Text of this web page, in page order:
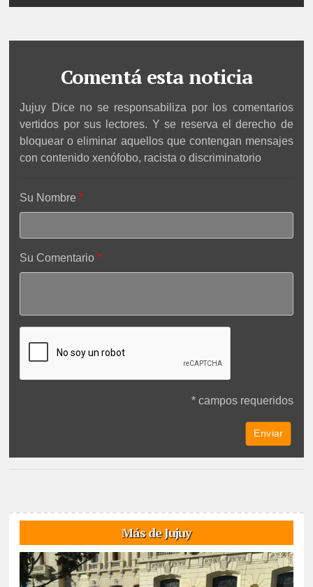
Comentá esta noticia
Jujuy Dice no se responsabiliza por los comentarios
vertidos por sus lectores. Y se reserva el derecho de
bloquear o eliminar aquellos que contengan mensajes
con contenido xenófobo, racista o discriminatorio
Su Nombre
Su Comentario
* campos requeridos
Más de Jujuy